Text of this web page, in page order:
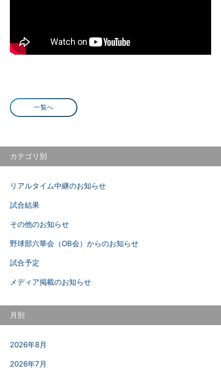
一覧へ
カテゴリ別
リアルタイム中継のお知らせ
試合結果
その他のお知らせ
野球部六華会（OB会）からのお知らせ
試合予定
メディア掲載のお知らせ
月別
2026年8月
2026年7月